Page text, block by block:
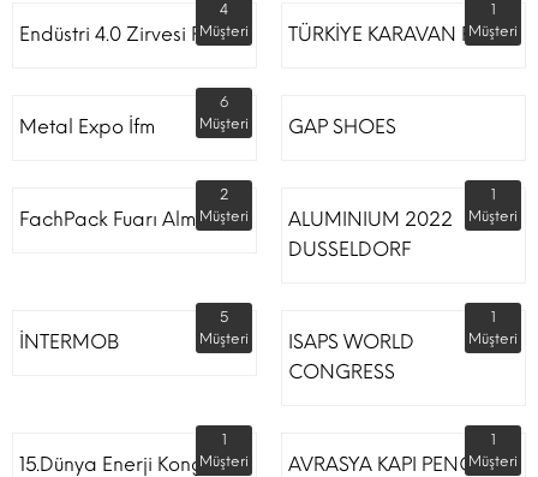
Endüstri 4.0 Zirvesi Fuarı
4
Müşteri
TÜRKİYE KARAVAN FUARI
1
Müşteri
Metal Expo İfm
6
Müşteri
GAP SHOES
FachPack Fuarı Almanya
2
Müşteri
ALUMINIUM 2022
DUSSELDORF
1
Müşteri
İNTERMOB
5
Müşteri
ISAPS WORLD
CONGRESS
1
Müşteri
15.Dünya Enerji Kongresi
1
Müşteri
AVRASYA KAPI PENCERE
1
Müşteri